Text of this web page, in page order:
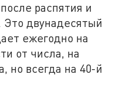
распятия и
Это двунадесятый
ежегодно на
от числа, на
но всегда на 40-й